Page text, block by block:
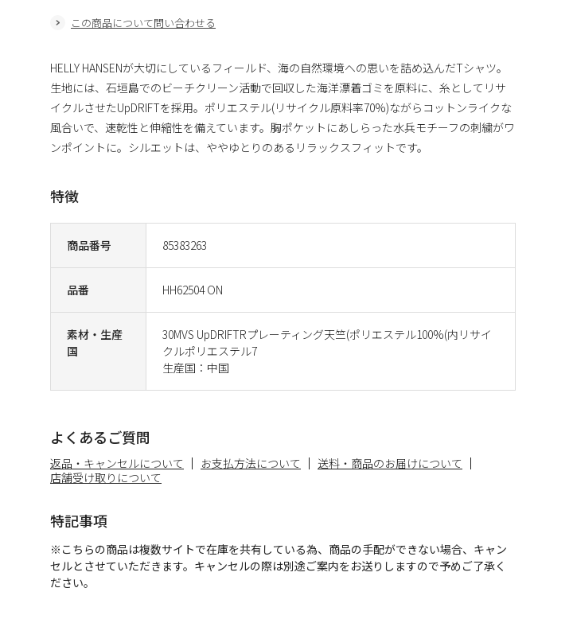
商品番号 85383263
品番 HH62504 ON
素材・生産
国
30MVS UpDRIFTRプレーティング天竺(ポリエステル100%(内リサイ
クルポリエステル7
生産国：中国
この商品について問い合わせる
HELLY HANSENが大切にしているフィールド、海の自然環境への思いを詰め込んだTシャツ。
生地には、石垣島でのビーチクリーン活動で回収した海洋漂着ゴミを原料に、糸としてリサ
イクルさせたUpDRIFTを採用。ポリエステル(リサイクル原料率70%)ながらコットンライクな
風合いで、速乾性と伸縮性を備えています。胸ポケットにあしらった水兵モチーフの刺繍がワ
ンポイントに。シルエットは、ややゆとりのあるリラックスフィットです。
特徴
よくあるご質問
返品・キャンセルについて お支払方法について
送料・商品のお届けについて
店舗受け取りについて
特記事項
※こちらの商品は複数サイトで在庫を共有している為、商品の手配ができない場合、キャン
セルとさせていただきます。キャンセルの際は別途ご案内をお送りしますので予めご了承く
ださい。